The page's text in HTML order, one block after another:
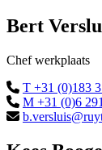
Bert
Chef werkplaats
T +31 (0)183
M +31 (0)6